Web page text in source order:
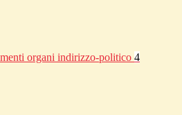
organi indirizzo-politico 4